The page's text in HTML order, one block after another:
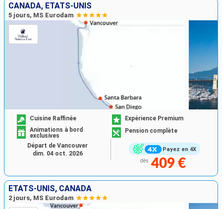
CANADA, ÉTATS-UNIS
5 jours, MS Eurodam
Payez en 4X
Cuisine Raffinée
Expérience Premium
Animations à bord
exclusives
Pension complète
dès 409 €
Départ de Vancouver
dim. 04 oct. 2026
ÉTATS-UNIS, CANADA
2 jours, MS Eurodam